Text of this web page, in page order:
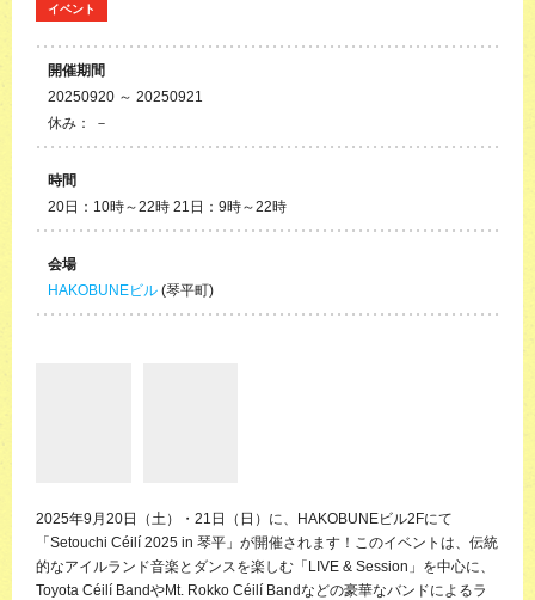
イベント
開催期間
20250920 ～ 20250921
休み： －
時間
20日：10時～22時 21日：9時～22時
会場
HAKOBUNEビル (琴平町)
2025年9月20日（土）・21日（日）に、HAKOBUNEビル2Fにて
「Setouchi Céilí 2025 in 琴平」が開催されます！このイベントは、伝統
的なアイルランド音楽とダンスを楽しむ「LIVE & Session」を中心に、
Toyota Céilí BandやMt. Rokko Céilí Bandなどの豪華なバンドによるラ